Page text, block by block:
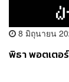
8 มิถุนายน
พิธา พอตเตอ